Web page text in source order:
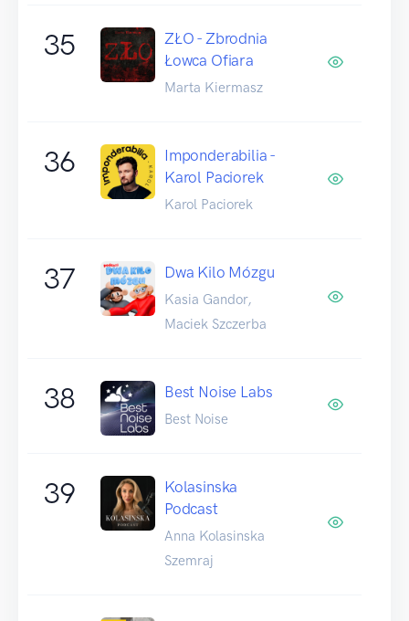
35
ZŁO - Zbrodnia
Łowca Ofiara
Marta Kiermasz
36
Imponderabilia -
Karol Paciorek
Karol Paciorek
37 Dwa Kilo Mózgu
Kasia Gandor,
Maciek Szczerba
38 Best Noise Labs
Best Noise
39
Kolasinska
Podcast
Anna Kolasinska
Szemraj